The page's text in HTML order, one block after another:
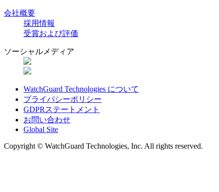
会社概要
採用情報
受賞および評価
ソーシャルメディア
WatchGuard Technologies について
プライバシーポリシー
GDPRステートメント
お問い合わせ
Global Site
Copyright © WatchGuard Technologies, Inc. All rights reserved.